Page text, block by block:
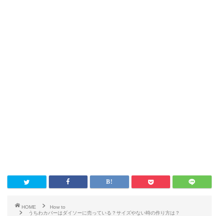
HOME
How to
うちわカバーはダイソーに売っている？サイズやない時の作り方は？